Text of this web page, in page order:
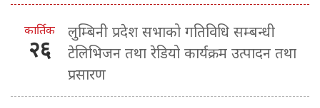
कार्तिक
२६
लुम्बिनी प्रदेश सभाको गतिविधि सम्बन्धी
टेलिभिजन तथा रेडियो कार्यक्रम उत्पादन तथा
प्रसारण